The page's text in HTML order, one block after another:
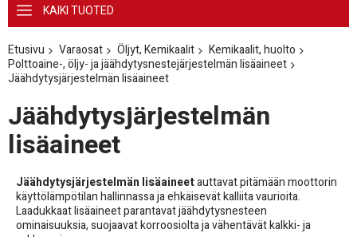
KAIKI TUOTED
Etusivu Varaosat Öljyt, Kemikaalit
Kemikaalit, huolto
Polttoaine-, öljy- ja jäähdytysnestejärjestelmän lisäaineet
Jäähdytysjärjestelmän lisäaineet
Jäähdytysjärjestelmän
lisäaineet
Jäähdytysjärjestelmän lisäaineetauttavat pitämään moottorin
käyttölämpötilan hallinnassa ja ehkäisevät kalliita vaurioita.
Laadukkaat lisäaineet parantavat jäähdytysnesteen
ominaisuuksia, suojaavat korroosiolta ja vähentävät kalkki- ja